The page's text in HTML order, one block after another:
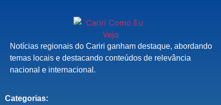
Notícias regionais do Cariri ganham destaque, abordando
temas locais e destacando conteúdos de relevância
nacional e internacional.
Categorias: